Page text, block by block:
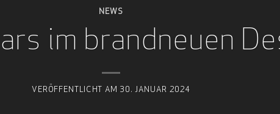
NEWS
im brandneuen
VERÖFFENTLICHT AM 30. JANUAR 2024